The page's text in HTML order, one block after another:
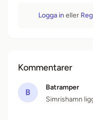
Logga in eller
Kommentarer
B
Batramper
Simrishamn